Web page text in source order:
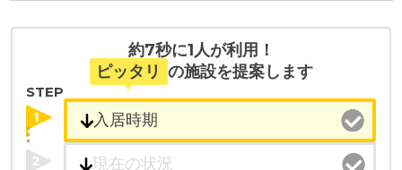
約7秒に1人が利用！
ピッタリ の施設を提案します
STEP
1
2